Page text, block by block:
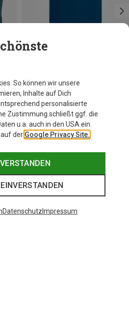
So können wir unsere
Inhalte auf Dich
personalisierte
Zustimmung schließt ggf. die
u.a. auch in den USA ein.
der Google Privacy Site.
Datenschutz Impressum